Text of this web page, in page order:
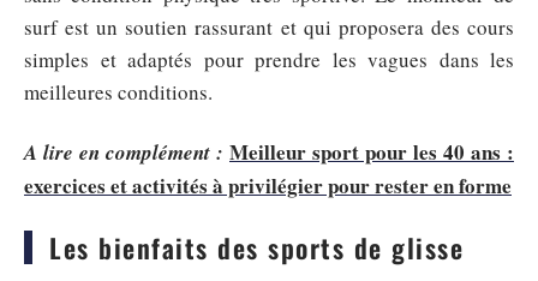
surf est un soutien rassurant et qui proposera des cours
simples et adaptés pour prendre les vagues dans les
meilleures conditions.
A lire en complément : Meilleur sport pour les 40 ans :
exercices et activités à privilégier pour rester en forme
Les bienfaits des sports de glisse